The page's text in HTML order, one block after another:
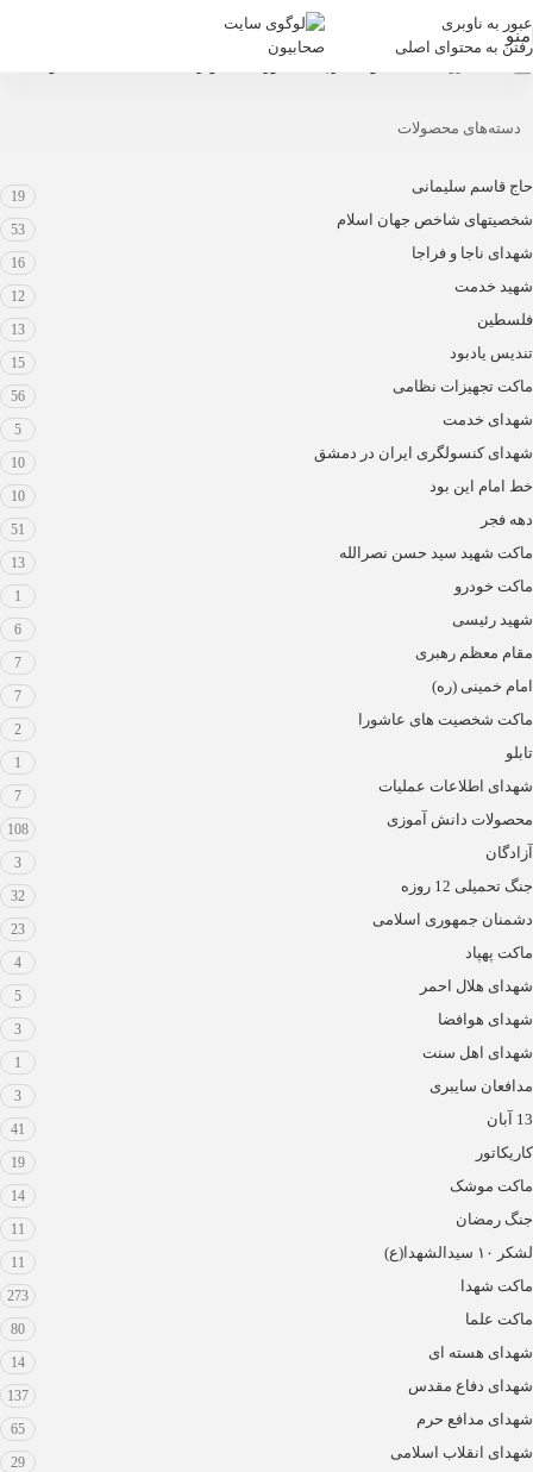
عبور به ناوبری
رفتن به محتوای اصلی
منو
دسته‌های محصولات
حاج قاسم سلیمانی
19
شخصیتهای شاخص جهان اسلام
53
شهدای ناجا و فراجا
16
شهید خدمت
12
فلسطین
13
تندیس یادبود
15
ماکت تجهیزات نظامی
56
شهدای خدمت
5
شهدای کنسولگری ایران در دمشق
10
خط امام این بود
10
دهه فجر
51
ماکت شهید سید حسن نصرالله
13
ماکت خودرو
1
شهید رئیسی
6
مقام معظم رهبری
7
امام خمینی (ره)
7
ماکت شخصیت های عاشورا
2
تابلو
1
شهدای اطلاعات عملیات
7
محصولات دانش آموزی
108
آزادگان
3
جنگ تحمیلی 12 روزه
32
دشمنان جمهوری اسلامی
23
ماکت پهپاد
4
شهدای هلال احمر
5
شهدای هوافضا
3
شهدای اهل سنت
1
مدافعان سایبری
3
13 آبان
41
کاریکاتور
19
ماکت موشک
14
جنگ رمضان
11
لشکر ۱۰ سیدالشهدا(ع)
11
ماکت شهدا
273
ماکت علما
80
شهدای هسته ای
14
شهدای دفاع مقدس
137
شهدای مدافع حرم
65
شهدای انقلاب اسلامی
29